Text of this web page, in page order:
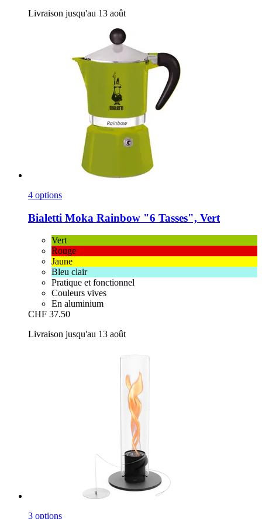
Livraison jusqu'au 13 août
4 options
Bialetti Moka Rainbow "6 Tasses", Vert
Vert
Rouge
Jaune
Bleu clair
Pratique et fonctionnel
Couleurs vives
En aluminium
CHF 37.50
Livraison jusqu'au 13 août
3 options